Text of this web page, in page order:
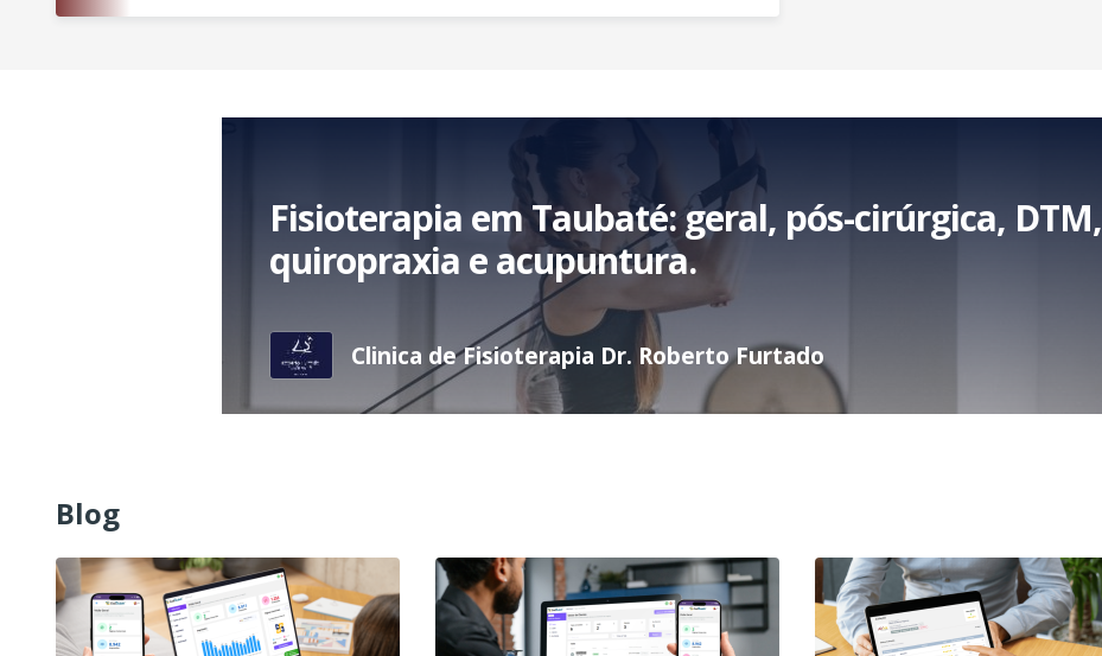
Fisioterapia em Taubaté: geral, pós-cirúrgica, DTM,
quiropraxia e acupuntura.
Clinica de Fisioterapia Dr. Roberto Furtado
Blog